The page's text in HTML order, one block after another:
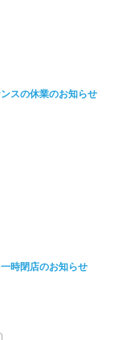
スの休業のお知らせ
時閉店のお知らせ